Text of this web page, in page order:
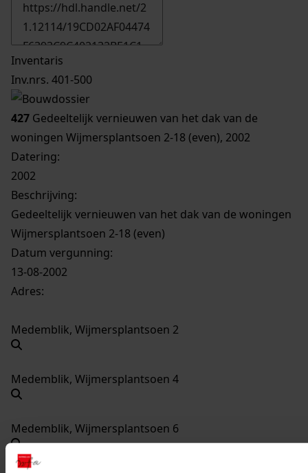
Inventaris
Inv.nrs. 401-500
427 Gedeeltelijk vernieuwen van het dak van de
woningen Wijmersplantsoen 2-18 (even), 2002
Datering:
2002
Beschrijving:
Gedeeltelijk vernieuwen van het dak van de woningen
Wijmersplantsoen 2-18 (even)
Datum vergunning:
13-08-2002
Adres:
Medemblik, Wijmersplantsoen 2
Medemblik, Wijmersplantsoen 4
Medemblik, Wijmersplantsoen 6